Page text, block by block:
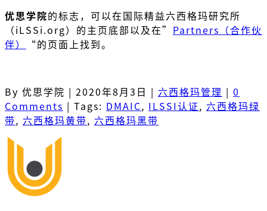
优思学院的标志，可以在国际精益六西格玛研究所
（iLSSi.org）的主页底部以及在” Partners（合作伙
伴）
“的页面上找到。
By 优思学院 | 2020年8月3日 | 六西格玛管理 | 0
Comments | Tags: DMAIC, ILSSI认证, 六西格玛绿
带, 六西格玛黄带, 六西格玛黑带